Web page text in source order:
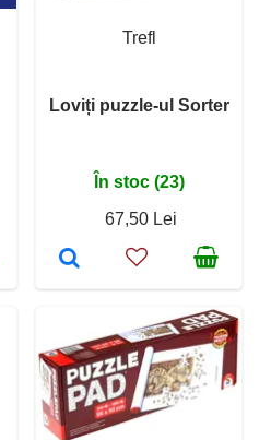
Trefl
Loviți puzzle-ul Sorter
În stoc (23)
67,50 Lei